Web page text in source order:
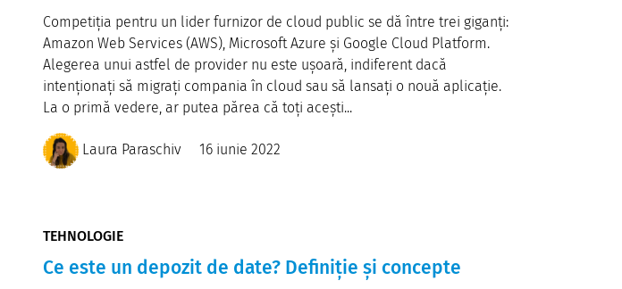
Competiția pentru un lider furnizor de cloud public se dă între trei giganți:
Amazon Web Services (AWS), Microsoft Azure și Google Cloud Platform.
Alegerea unui astfel de provider nu este ușoară, indiferent dacă
intenționați să migrați compania în cloud sau să lansați o nouă aplicație.
La o primă vedere, ar putea părea că toți acești...
Laura Paraschiv 16 iunie 2022
TEHNOLOGIE
Ce este un depozit de date? Definiție și concepte